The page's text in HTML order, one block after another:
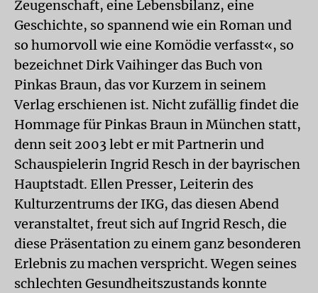
Zeugenschaft, eine Lebensbilanz, eine
Geschichte, so spannend wie ein Roman und
so humorvoll wie eine Komödie verfasst«, so
bezeichnet Dirk Vaihinger das Buch von
Pinkas Braun, das vor Kurzem in seinem
Verlag erschienen ist. Nicht zufällig findet die
Hommage für Pinkas Braun in München statt,
denn seit 2003 lebt er mit Partnerin und
Schauspielerin Ingrid Resch in der bayrischen
Hauptstadt. Ellen Presser, Leiterin des
Kulturzentrums der IKG, das diesen Abend
veranstaltet, freut sich auf Ingrid Resch, die
diese Präsentation zu einem ganz besonderen
Erlebnis zu machen verspricht. Wegen seines
schlechten Gesundheitszustands konnte